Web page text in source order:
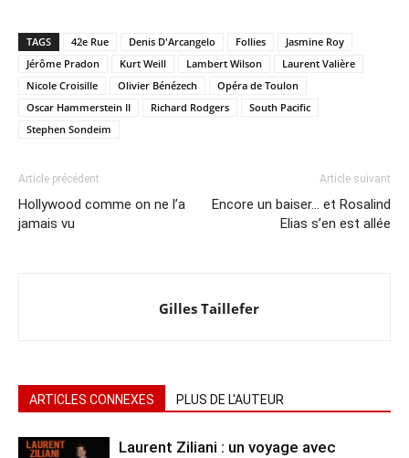
TAGS 42e Rue Denis D'Arcangelo Follies
Jasmine Roy
Jérôme Pradon
Kurt Weill Lambert Wilson
Laurent Valière
Nicole Croisille
Olivier Bénézech
Opéra de Toulon
Oscar Hammerstein II
Richard Rodgers
South Pacific
Stephen Sondeim
Article précédent
Hollywood comme on ne l’a
jamais vu
Article suivant
Encore un baiser… et Rosalind
Elias s’en est allée
Gilles Taillefer
ARTICLES CONNEXES PLUS DE L'AUTEUR
Laurent Ziliani : un voyage avec